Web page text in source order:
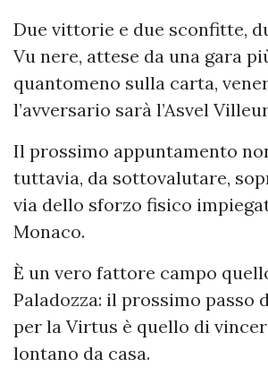
Due vittorie e due sconfitte,
Vu nere, attese da una gara
quantomeno sulla carta,
l’avversario sarà l’Asvel
Il prossimo appuntamento
tuttavia, da sottovalutare,
via dello sforzo fisico
Monaco.
È un vero fattore campo
Paladozza: il prossimo passo
per la Virtus è quello di
lontano da casa.